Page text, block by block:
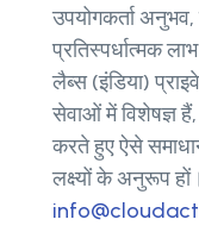
उपयोगकर्ता
प्रतिस्पर्धात्मक
लैब्स (इंडिया)
सेवाओं में विशेषज्ञ
करते हुए ऐसे
लक्ष्यों के अनुरूप